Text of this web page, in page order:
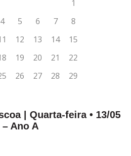
| Quarta-feira • 13/05
– Ano A